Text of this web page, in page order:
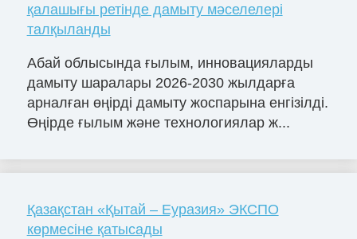
қалашығы ретінде дамыту мәселелері
талқыланды
Абай облысында ғылым, инновацияларды
дамыту шаралары 2026-2030 жылдарға
арналған өңірді дамыту жоспарына енгізілді.
Өңірде ғылым және технологиялар ж...
Қазақстан «Қытай – Еуразия» ЭКСПО
көрмесіне қатысады